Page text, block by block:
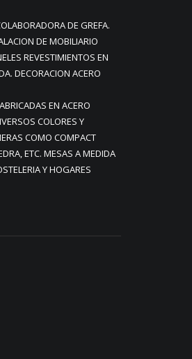
DE GREFA.
DE MOBILIARIO
REVESTIMIENTOS EN
DECORACION ACERO
EN ACERO
COLORES Y
COMO COMPACT
ETC. MESAS A MEDIDA
Y HOGARES